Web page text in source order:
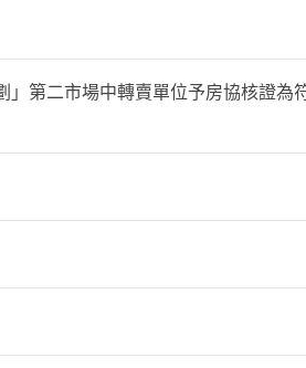
「免經濟狀況審查」安置選項的資
逗留條件所限制（與逗留期限有關
相關銷售計劃單位的臨時買賣合
內的家庭成員在香港的居留不受附
行的清拆前登記當日起，直至簽
定年期屆滿後，業主方可提出繳付
」第二市場將單位出售予一位獲
據的日期起計5年屆滿前與房協核
項目推出後適時公布。)
第二市場中轉賣單位予房協核證
（以下簡稱「購買證」）的相關綠
功通過「白表居屋第二市場計劃」
入單位時未繳付的十足市值差額依
法將會於相關項目推出後適時公布。)